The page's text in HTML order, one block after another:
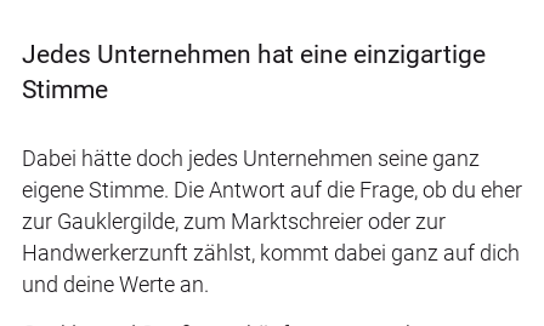
Jedes Unternehmen hat eine einzigartige
Stimme
Dabei hätte doch jedes Unternehmen seine ganz
eigene Stimme. Die Antwort auf die Frage, ob du eher
zur Gauklergilde, zum Marktschreier oder zur
Handwerkerzunft zählst, kommt dabei ganz auf dich
und deine Werte an.